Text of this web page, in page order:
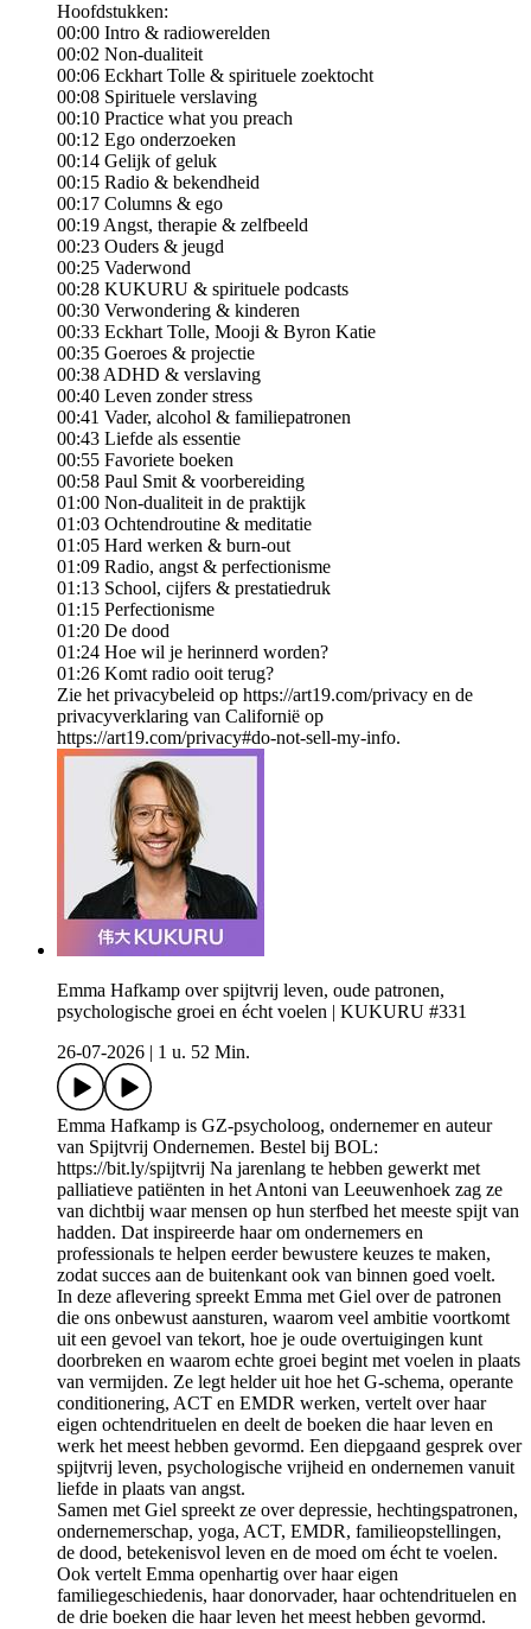
Hoofdstukken:
00:00 Intro & radiowerelden
00:02 Non-dualiteit
00:06 Eckhart Tolle & spirituele zoektocht
00:08 Spirituele verslaving
00:10 Practice what you preach
00:12 Ego onderzoeken
00:14 Gelijk of geluk
00:15 Radio & bekendheid
00:17 Columns & ego
00:19 Angst, therapie & zelfbeeld
00:23 Ouders & jeugd
00:25 Vaderwond
00:28 KUKURU & spirituele podcasts
00:30 Verwondering & kinderen
00:33 Eckhart Tolle, Mooji & Byron Katie
00:35 Goeroes & projectie
00:38 ADHD & verslaving
00:40 Leven zonder stress
00:41 Vader, alcohol & familiepatronen
00:43 Liefde als essentie
00:55 Favoriete boeken
00:58 Paul Smit & voorbereiding
01:00 Non-dualiteit in de praktijk
01:03 Ochtendroutine & meditatie
01:05 Hard werken & burn-out
01:09 Radio, angst & perfectionisme
01:13 School, cijfers & prestatiedruk
01:15 Perfectionisme
01:20 De dood
01:24 Hoe wil je herinnerd worden?
01:26 Komt radio ooit terug?
Zie het privacybeleid op https://art19.com/privacy en de
privacyverklaring van Californië op
https://art19.com/privacy#do-not-sell-my-info.
Emma Hafkamp over spijtvrij leven, oude patronen,
psychologische groei en écht voelen | KUKURU #331
26-07-2026
1 u. 52 Min.
Emma Hafkamp is GZ-psycholoog, ondernemer en auteur
van Spijtvrij Ondernemen. Bestel bij BOL:
https://bit.ly/spijtvrij Na jarenlang te hebben gewerkt met
palliatieve patiënten in het Antoni van Leeuwenhoek zag ze
van dichtbij waar mensen op hun sterfbed het meeste spijt van
hadden. Dat inspireerde haar om ondernemers en
professionals te helpen eerder bewustere keuzes te maken,
zodat succes aan de buitenkant ook van binnen goed voelt.
In deze aflevering spreekt Emma met Giel over de patronen
die ons onbewust aansturen, waarom veel ambitie voortkomt
uit een gevoel van tekort, hoe je oude overtuigingen kunt
doorbreken en waarom echte groei begint met voelen in plaats
van vermijden. Ze legt helder uit hoe het G-schema, operante
conditionering, ACT en EMDR werken, vertelt over haar
eigen ochtendrituelen en deelt de boeken die haar leven en
werk het meest hebben gevormd. Een diepgaand gesprek over
spijtvrij leven, psychologische vrijheid en ondernemen vanuit
liefde in plaats van angst.
Samen met Giel spreekt ze over depressie, hechtingspatronen,
ondernemerschap, yoga, ACT, EMDR, familieopstellingen,
de dood, betekenisvol leven en de moed om écht te voelen.
Ook vertelt Emma openhartig over haar eigen
familiegeschiedenis, haar donorvader, haar ochtendrituelen en
de drie boeken die haar leven het meest hebben gevormd.